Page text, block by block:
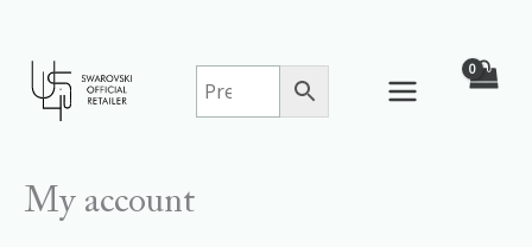
content
My account